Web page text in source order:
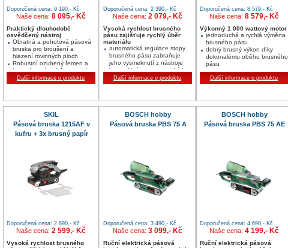
Doporučená cena: 9 190,- Kč
Naše cena: 8 095,- Kč
Praktický dlouhodobě
osvědčený nástroj
Obratná a pohotová pásová
bruska pro broušení a
hlazení rovinných ploch
Robustní ozubený řemen a
kovová ozubená řemenová
kola pro vysokou trvanlivost
Hliníkové vodící válečky pro
Další informace o produktu
Doporučená cena: 2 390,- Kč
Naše cena: 2 079,- Kč
Vysoká rychlost brusného
pásu zajišťuje rychlý úběr
materiálu
automatická regulace stopy
brusného pásu zabraňuje
jeho vysmeknutí z nástroje
kompaktní a ergonomický tvar
zaručuje dokonalé uchopení
nástroje při obouručním
„Equalizer“ lze snadno
namontovat; zabraňuje
poškrábání obrobku a
dokonale vyrovnává plochy
Další informace o produktu
Doporučená cena: 8 579,- Kč
Naše cena: 8 579,- Kč
Výkonný 1 000 wattový motor
jednoduchá a rychlá výměna
brusného pásu
dobrý brusný výkon díky
dokonalému oběhu brusného
pásu
Variospeed (V) elektronika
pro bezstupňovitou změnu
rychlosti pásu
Další informace o produktu
SKIL
Pásová bruska 1215AF v
kufru + 3x brusný papír
Doporučená cena: 2 890,- Kč
Naše cena: 2 599,- Kč
Vysoká rychlost brusného
BOSCH hobby
Pásová bruska PBS 75 A
Doporučená cena: 3 490,- Kč
Naše cena: 3 099,- Kč
Ruční elektrická pásová
BOSCH hobby
Pásová bruska PBS 75 AE
Doporučená cena: 4 690,- Kč
Naše cena: 4 199,- Kč
Ruční elektrická pásová